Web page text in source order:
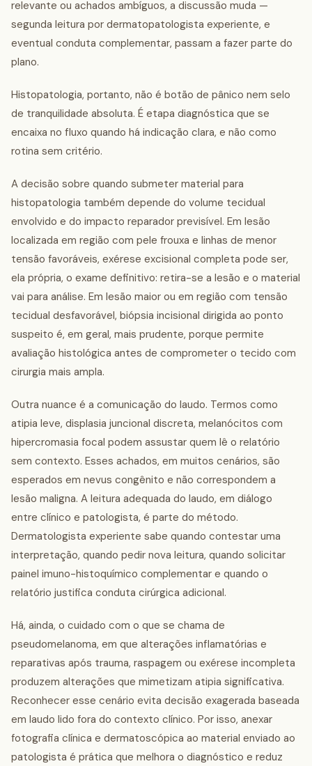
relevante ou achados ambíguos, a discussão muda —
segunda leitura por dermatopatologista experiente, e
eventual conduta complementar, passam a fazer parte do
plano.
Histopatologia, portanto, não é botão de pânico nem selo
de tranquilidade absoluta. É etapa diagnóstica que se
encaixa no fluxo quando há indicação clara, e não como
rotina sem critério.
A decisão sobre quando submeter material para
histopatologia também depende do volume tecidual
envolvido e do impacto reparador previsível. Em lesão
localizada em região com pele frouxa e linhas de menor
tensão favoráveis, exérese excisional completa pode ser,
ela própria, o exame definitivo: retira-se a lesão e o material
vai para análise. Em lesão maior ou em região com tensão
tecidual desfavorável, biópsia incisional dirigida ao ponto
suspeito é, em geral, mais prudente, porque permite
avaliação histológica antes de comprometer o tecido com
cirurgia mais ampla.
Outra nuance é a comunicação do laudo. Termos como
atipia leve, displasia juncional discreta, melanócitos com
hipercromasia focal podem assustar quem lê o relatório
sem contexto. Esses achados, em muitos cenários, são
esperados em nevus congênito e não correspondem a
lesão maligna. A leitura adequada do laudo, em diálogo
entre clínico e patologista, é parte do método.
Dermatologista experiente sabe quando contestar uma
interpretação, quando pedir nova leitura, quando solicitar
painel imuno-histoquímico complementar e quando o
relatório justifica conduta cirúrgica adicional.
Há, ainda, o cuidado com o que se chama de
pseudomelanoma, em que alterações inflamatórias e
reparativas após trauma, raspagem ou exérese incompleta
produzem alterações que mimetizam atipia significativa.
Reconhecer esse cenário evita decisão exagerada baseada
em laudo lido fora do contexto clínico. Por isso, anexar
fotografia clínica e dermatoscópica ao material enviado ao
patologista é prática que melhora o diagnóstico e reduz